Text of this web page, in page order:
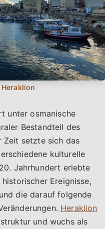
unter osmanische
Bestandteil des
Zeit setzte sich das
kulturelle
Jahrhundert erlebte
Ereignisse,
die darauf folgende
Heraklion
und wuchs als